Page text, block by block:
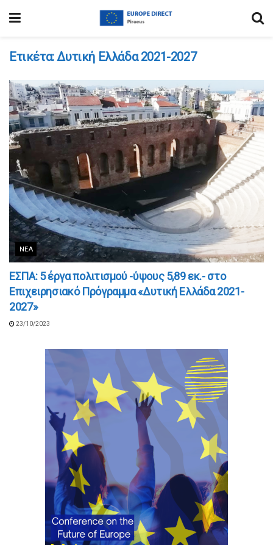
Ετικέτα:Δυτική Ελλάδα 2021-2027
ΝΈΑ
ΕΣΠΑ: 5 έργα πολιτισμού -ύψους 5,89 εκ.- στο
Επιχειρησιακό Πρόγραμμα «Δυτική Ελλάδα 2021-
2027»
23/10/2023